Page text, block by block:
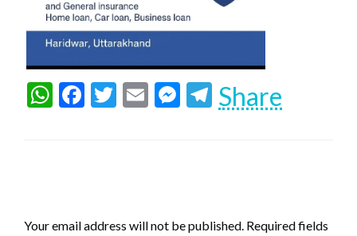
WhatsApp
Facebook
Twitter
EmailMessenger
Telegram
Share
Your email address will not be published. Required fields